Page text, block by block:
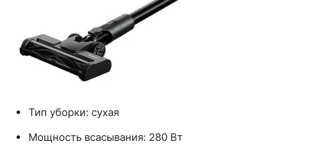
Тип уборки: сухая
Мощность всасывания: 280 Вт